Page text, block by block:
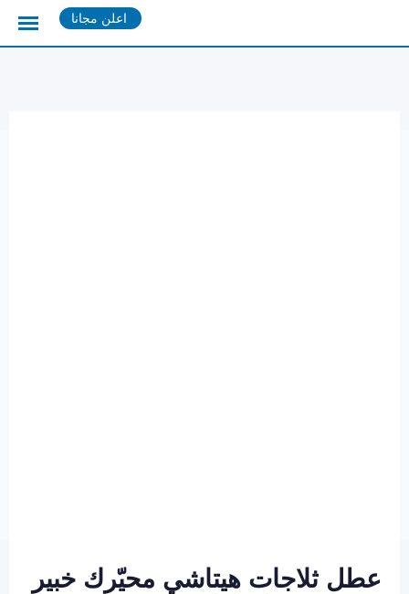
اعلن مجانا
عطل ثلاجات هيتاشي محيّرك خبير